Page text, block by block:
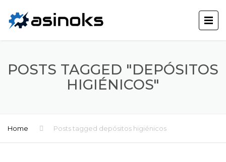
POSTS TAGGED "DEPÓSITOS
HIGIÉNICOS"
Home Posts tagged depósitos higiénicos